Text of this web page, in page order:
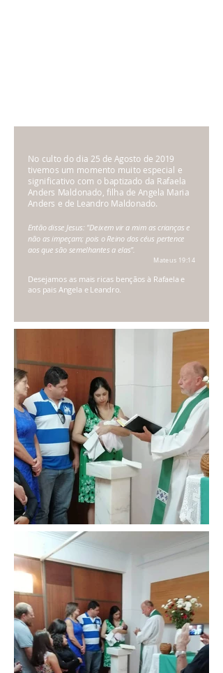
No culto do dia 25 de Agosto de 2019
tivemos um momento muito especial e
significativo com o baptizado da Rafaela
Anders Maldonado, filha de Angela Maria
Anders e de Leandro Maldonado.
Então disse Jesus: "Deixem vir a mim as crianças e
não as impeçam; pois o Reino dos céus pertence
aos que são semelhantes a elas".
Mateus 19:14
Desejamos as mais ricas bençãos à Rafaela e
aos pais Angela e Leandro.